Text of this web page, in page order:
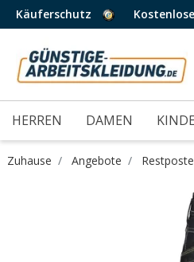
Käuferschutz
HERREN DAMEN
Zuhause Angebote